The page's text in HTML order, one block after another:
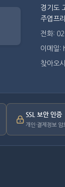
경기도
주엽프
전화:
이메일
찾아오
SSL 보안 인증
개인·결제정보 암